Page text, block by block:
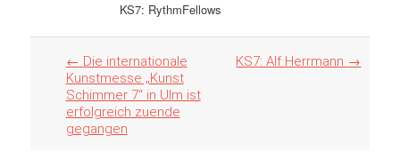
KS7: RythmFellows
Artikel
Navigation
← Die internationale
Kunstmesse „Kunst
Schimmer 7“ in Ulm ist
erfolgreich zuende
gegangen
KS7: Alf Herrmann →